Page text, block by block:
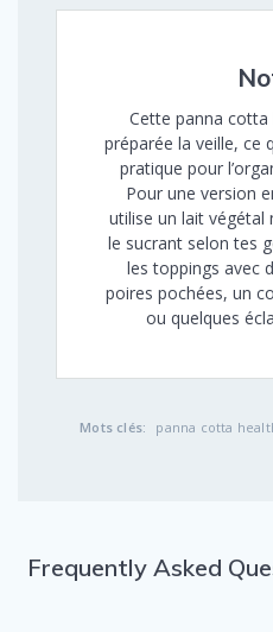
Cette panna
préparée la veille, ce
pratique pour
Pour une version
utilise un lait végétal
le sucrant selon tes
les toppings avec
poires pochées, un
ou quelques
Mots clés: panna cotta
Frequently Asked